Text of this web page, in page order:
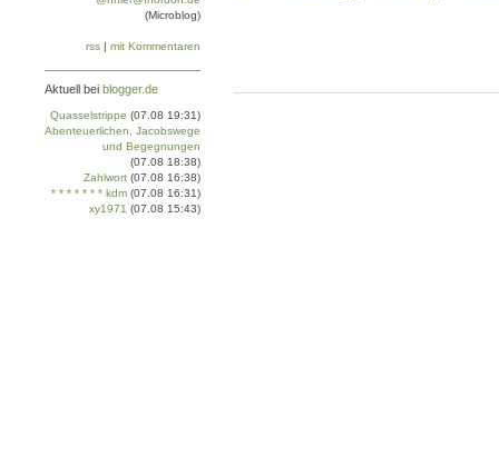
(Microblog)
rss | mit Kommentaren
Aktuell bei blogger.de
Quasselstrippe (07.08 19:31)
Abenteuerlichen, Jacobswege
und Begegnungen
(07.08 18:38)
Zahlwort (07.08 16:38)
* * * * * * * kdm (07.08 16:31)
xy1971 (07.08 15:43)